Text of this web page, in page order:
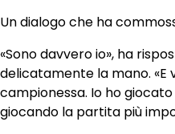
Un dialogo che ha
«Sono davvero io», ha
delicatamente la mano. «E
campionessa. Io ho
giocando la partita più